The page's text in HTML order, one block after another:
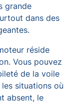
grande
dans des
réside
Vous pouvez
de la voile
situations où
absent, le